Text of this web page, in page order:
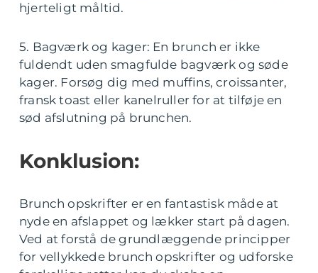
hjerteligt måltid.
5. Bagværk og kager: En brunch er ikke
fuldendt uden smagfulde bagværk og søde
kager. Forsøg dig med muffins, croissanter,
fransk toast eller kanelruller for at tilføje en
sød afslutning på brunchen.
Konklusion:
Brunch opskrifter er en fantastisk måde at
nyde en afslappet og lækker start på dagen.
Ved at forstå de grundlæggende principper
for vellykkede brunch opskrifter og udforske